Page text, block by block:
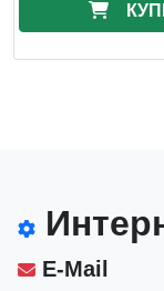
E-Mail